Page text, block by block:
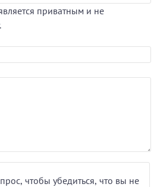
приватным и не
чтобы убедиться, что вы не